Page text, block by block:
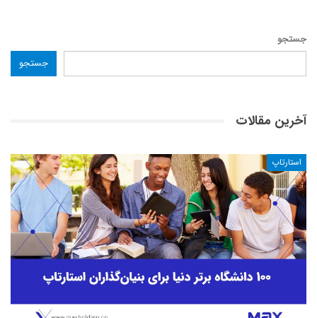
جستجو
جستجو
آخرین مقالات
استارتاپ